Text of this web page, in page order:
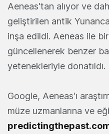
Aeneas'tan alıyor ve
geliştirilen antik
inşa edildi. Aeneas ile
güncellenerek benzer
yetenekleriyle donatıldı.
Google, Aeneas'ı
müze uzmanlarına ve